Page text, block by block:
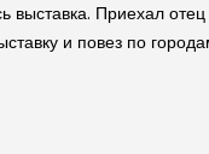
выставка. Приехал
и повез по